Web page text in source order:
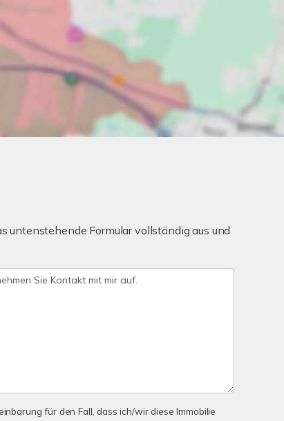
untenstehende Formular vollständig aus und
für den Fall, dass ich/wir diese Immobilie